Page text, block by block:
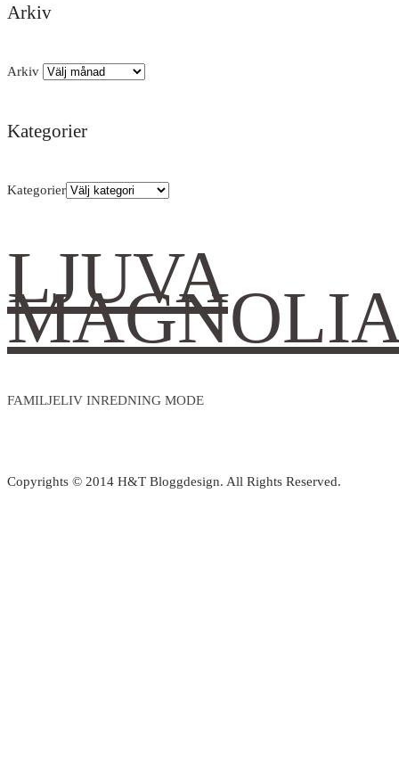
Arkiv
Arkiv
Kategorier
Kategorier
LJUVA
FAMILJELIV INREDNING MODE
Copyrights © 2014 H&T Bloggdesign. All Rights Reserved.